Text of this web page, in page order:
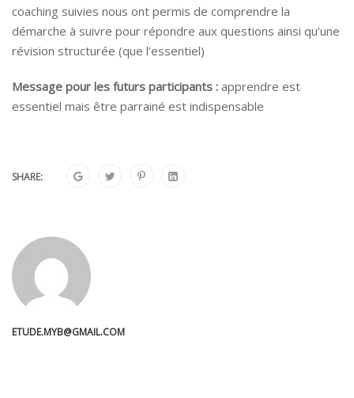
coaching suivies nous ont permis de comprendre la
démarche à suivre pour répondre aux questions ainsi qu’une
révision structurée (que l’essentiel)
Message pour les futurs participants : apprendre est
essentiel mais être parrainé est indispensable
SHARE:
ETUDE.MYB@GMAIL.COM